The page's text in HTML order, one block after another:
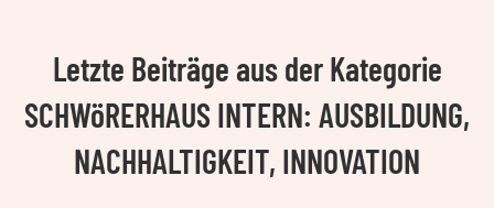
Letzte Beiträge aus der Kategorie
SCHWöRERHAUS INTERN: AUSBILDUNG,
NACHHALTIGKEIT, INNOVATION